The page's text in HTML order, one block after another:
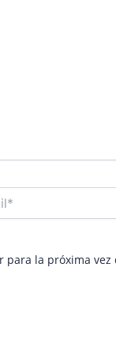
para la próxima vez